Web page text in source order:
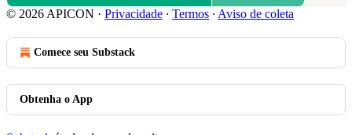
© 2026 APICON · Privacidade ∙ Termos ∙ Aviso de coleta
Comece seu Substack
Obtenha o App